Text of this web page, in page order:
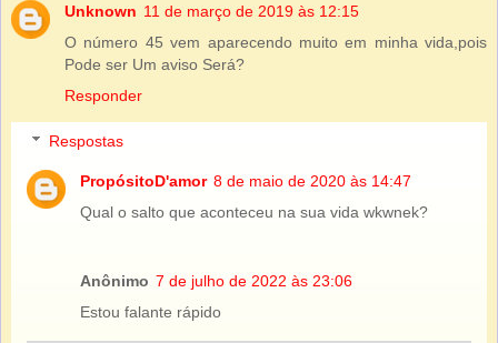
Unknown 11 de março de 2019 às 12:15
O número 45 vem aparecendo muito em minha vida,pois
Pode ser Um aviso Será?
Responder
Respostas
PropósitoD'amor 8 de maio de 2020 às 14:47
Qual o salto que aconteceu na sua vida wkwnek?
Anônimo 7 de julho de 2022 às 23:06
Estou falante rápido